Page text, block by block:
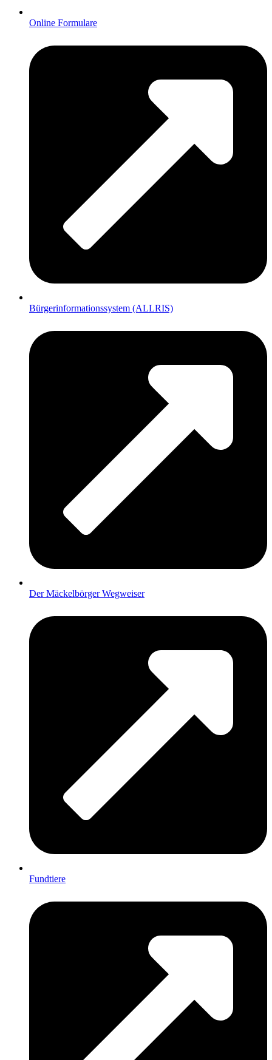
Online Formulare
Bürgerinformationssystem (ALLRIS)
Der Mäckelbörger Wegweiser
Fundtiere